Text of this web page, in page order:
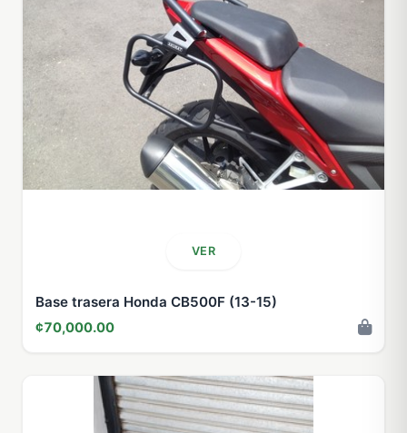
VER
Base trasera Honda CB500F (13-15)
¢70,000.00